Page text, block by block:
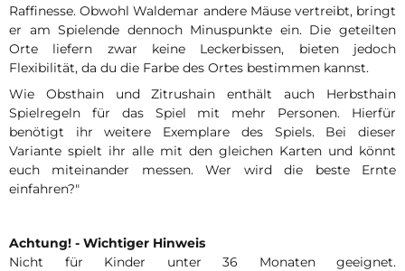
Raffinesse. Obwohl Waldemar andere Mäuse vertreibt, bringt
er am Spielende dennoch Minuspunkte ein. Die geteilten
Orte liefern zwar keine Leckerbissen, bieten jedoch
Flexibilität, da du die Farbe des Ortes bestimmen kannst.
Wie Obsthain und Zitrushain enthält auch Herbsthain
Spielregeln für das Spiel mit mehr Personen. Hierfür
benötigt ihr weitere Exemplare des Spiels. Bei dieser
Variante spielt ihr alle mit den gleichen Karten und könnt
euch miteinander messen. Wer wird die beste Ernte
einfahren?"
Achtung! - Wichtiger Hinweis
Nicht für Kinder unter 36 Monaten geeignet.